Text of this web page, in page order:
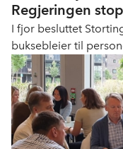
Regjeringen
forbruksmateriell
I fjor besluttet
buksebleier til
av dette kuttet er at
dekkes gjennom
en unisex-variant og
Regjeringen skal
for 2020.